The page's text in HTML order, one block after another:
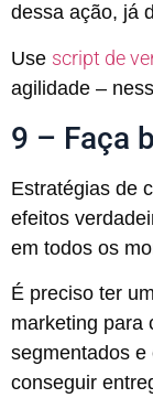
dessa ação, já
Use script de
agilidade –
9 – Faça
Estratégias de
efeitos
em todos os
É preciso ter
marketing para
segmentados e
conseguir